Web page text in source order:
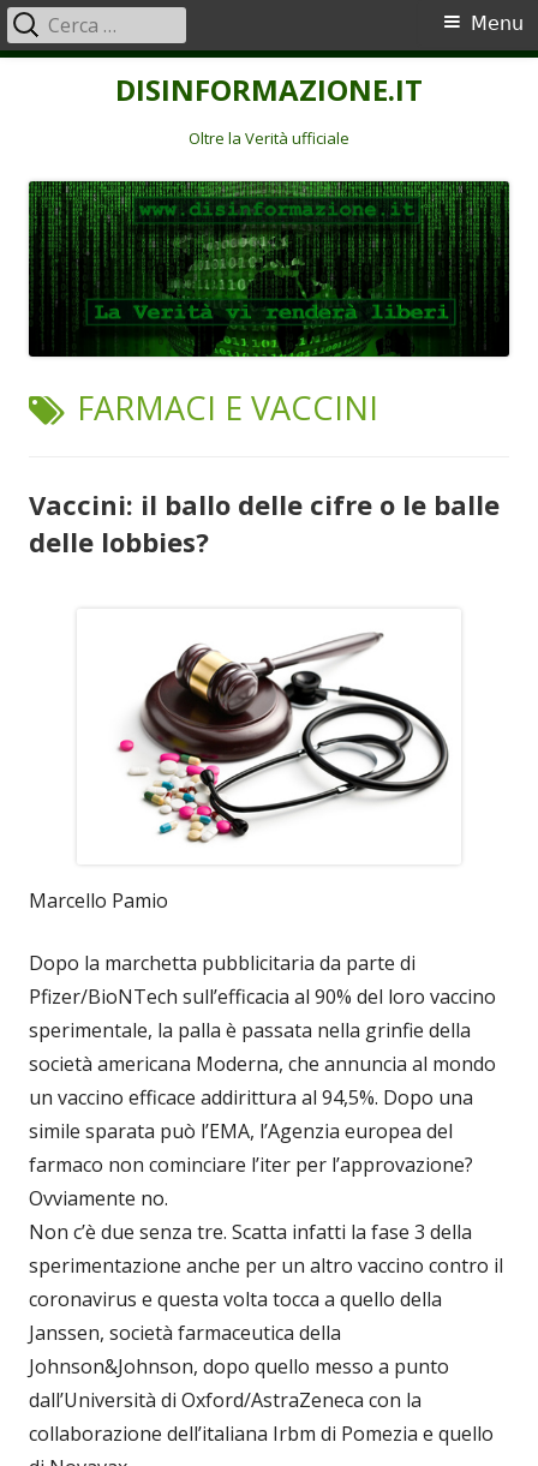
DISINFORMAZIONE.IT
Oltre la Verità ufficiale
Menu
principale
Menu
Ricerca
per:
TAG:
FARMACI E VACCINI
Vaccini: il ballo delle cifre o le balle
delle lobbies?
Marcello Pamio
Dopo la marchetta pubblicitaria da parte di
Pfizer/BioNTech sull’efficacia al 90% del loro vaccino
sperimentale, la palla è passata nella grinfie della
società americana Moderna, che annuncia al mondo
un vaccino efficace addirittura al 94,5%. Dopo una
simile sparata può l’EMA, l’Agenzia europea del
farmaco non cominciare l’iter per l’approvazione?
Ovviamente no.
Non c’è due senza tre. Scatta infatti la fase 3 della
sperimentazione anche per un altro vaccino contro il
coronavirus e questa volta tocca a quello della
Janssen, società farmaceutica della
Johnson&Johnson, dopo quello messo a punto
dall’Università di Oxford/AstraZeneca con la
collaborazione dell’italiana Irbm di Pomezia e quello